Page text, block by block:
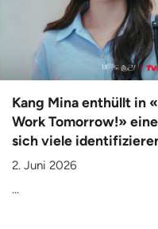
Kang Mina enthüllt in
Work Tomorrow!»
sich viele
2. Juni 2026
...